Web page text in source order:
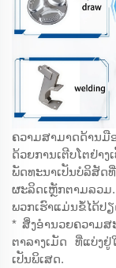
ຄວາມສາມາດດ້ານມື
ດ້ວຍການເຕີບໂຕຢ່າງ
ພັດທະນາເປັນບໍລິສັດ
ຜະລິດເຫຼັກຕາມລວມ
ພວກເຮົາແມ່ນຂໍ້ໄດ້ປ
* ສິ່ງອຳນວຍຄວາມ
ຕາລາງເມັດ ທີ່ແບ່ງ
ເປັນພິເສດ.